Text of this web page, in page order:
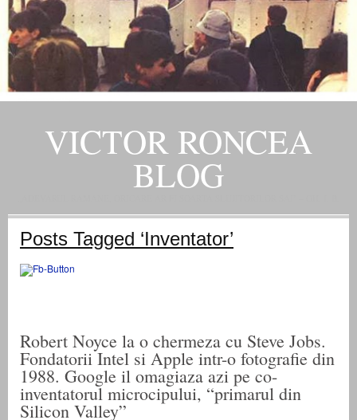
VICTOR RONCEA
BLOG
Posts Tagged ‘Inventator’
Robert Noyce la o chermeza cu Steve Jobs.
Fondatorii Intel si Apple intr-o fotografie din
1988. Google il omagiaza azi pe co-
inventatorul microcipului, “primarul din
Silicon Valley”